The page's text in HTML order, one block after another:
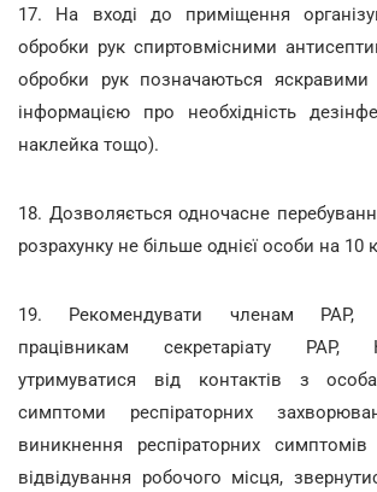
17. На вході до приміщення
обробки рук спиртовмісними
обробки рук позначаються яскравими
інформацією про необхідність
наклейка тощо).
18. Дозволяється одночасне
розрахунку не більше однієї особи на 10
19. Рекомендувати членам
працівникам секретаріату
утримуватися від контактів з
симптоми респіраторних
виникнення респіраторних
відвідування робочого місця,